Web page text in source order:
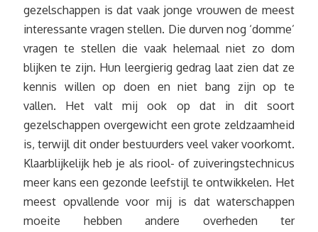
gezelschappen is dat vaak jonge vrouwen de meest
interessante vragen stellen. Die durven nog ‘domme’
vragen te stellen die vaak helemaal niet zo dom
blijken te zijn. Hun leergierig gedrag laat zien dat ze
kennis willen op doen en niet bang zijn op te
vallen. Het valt mij ook op dat in dit soort
gezelschappen overgewicht een grote zeldzaamheid
is, terwijl dit onder bestuurders veel vaker voorkomt.
Klaarblijkelijk heb je als riool- of zuiveringstechnicus
meer kans een gezonde leefstijl te ontwikkelen. Het
meest opvallende voor mij is dat waterschappen
moeite hebben andere overheden ter